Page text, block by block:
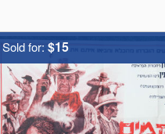
Sold for: $15